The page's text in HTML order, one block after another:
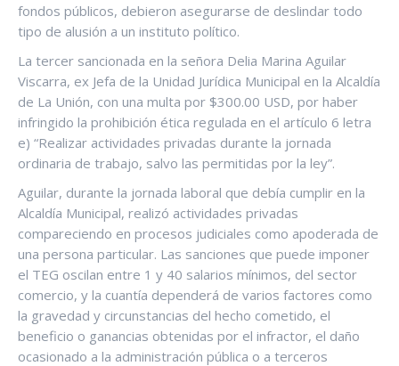
fondos públicos, debieron asegurarse de deslindar todo
tipo de alusión a un instituto político.
La tercer sancionada en la señora Delia Marina Aguilar
Viscarra, ex Jefa de la Unidad Jurídica Municipal en la Alcaldía
de La Unión, con una multa por $300.00 USD, por haber
infringido la prohibición ética regulada en el artículo 6 letra
e) “Realizar actividades privadas durante la jornada
ordinaria de trabajo, salvo las permitidas por la ley”.
Aguilar, durante la jornada laboral que debía cumplir en la
Alcaldía Municipal, realizó actividades privadas
compareciendo en procesos judiciales como apoderada de
una persona particular. Las sanciones que puede imponer
el TEG oscilan entre 1 y 40 salarios mínimos, del sector
comercio, y la cuantía dependerá de varios factores como
la gravedad y circunstancias del hecho cometido, el
beneficio o ganancias obtenidas por el infractor, el daño
ocasionado a la administración pública o a terceros